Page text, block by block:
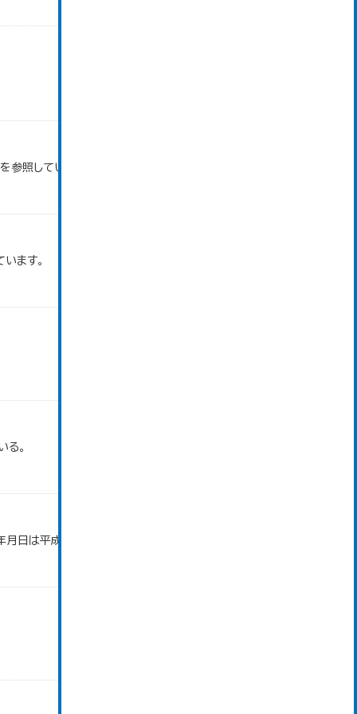
参照しています。
ます。
。
月日は平成28年3月31日です。